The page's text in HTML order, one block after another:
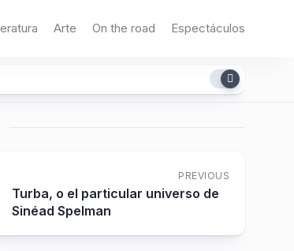
Arte On the road Espectáculos
PREVIOUS
Turba, o el particular universo de
Sinéad Spelman